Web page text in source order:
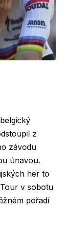
z
závodu
únavou.
her to
v sobotu
pořadí